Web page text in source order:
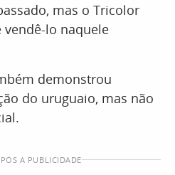
mas o Tricolor
lo naquele
demonstrou
do uruguaio, mas não
A PUBLICIDADE